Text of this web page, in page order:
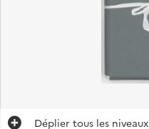
Déplier tous les niveaux